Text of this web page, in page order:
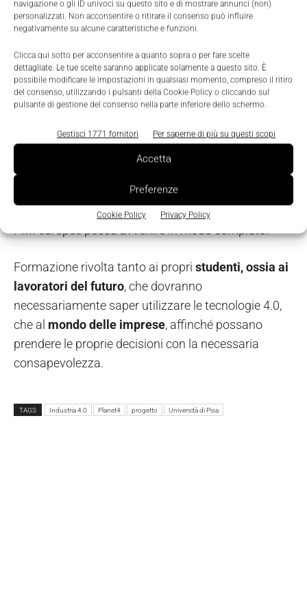
navigazione o gli ID univoci su questo sito e di mostrare annunci (non)
personalizzati. Non acconsentire o ritirare il consenso può influire
negativamente su alcune caratteristiche e funzioni.
Clicca qui sotto per acconsentire a quanto sopra o per fare scelte
dettagliate. Le tue scelte saranno applicate solamente a questo sito. È
possibile modificare le impostazioni in qualsiasi momento, compreso il ritiro
del consenso, utilizzando i pulsanti della Cookie Policy o cliccando sul
pulsante di gestione del consenso nella parte inferiore dello schermo.
Gestisci 1771 fornitori Per saperne di più su questi scopi
Accetta
Preferenze
Cookie Policy Privacy Policy
ad arrivare all’individuazione delle soluzioni
tecnologiche, passando anche da una valutazione
manageriale, della soluzione da adottare.
La formazione: agli studenti e
alle imprese
Completa il modello Planet4 l’
che le Università sono chiamate a
svolgere affinché la trasformazione digitale delle
PMI europee possa avvenire in modo compiuto.
Formazione rivolta tanto ai propri studenti, ossia ai
lavoratori del futuro, che dovranno
necessariamente saper utilizzare le tecnologie 4.0,
che al mondo delle imprese, affinché possano
prendere le proprie decisioni con la necessaria
consapevolezza.
TAGS Industria 4.0 Planet4 progetto Università di Pisa